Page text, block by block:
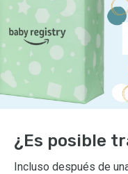
¿Es posible
Incluso después de